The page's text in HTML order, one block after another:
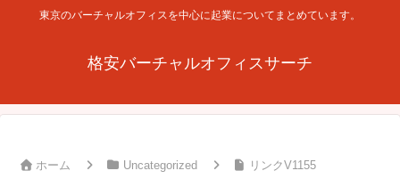
東京のバーチャルオフィスを中心に起業についてまとめています。
格安バーチャルオフィスサーチ
ホーム Uncategorized リンクV1155